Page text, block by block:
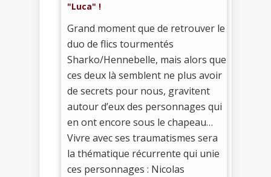
"Luca" !
Grand moment que de retrouver le
duo de flics tourmentés
Sharko/Hennebelle, mais alors que
ces deux là semblent ne plus avoir
de secrets pour nous, gravitent
autour d’eux des personnages qui
en ont encore sous le chapeau…
Vivre avec ses traumatismes sera
la thématique récurrente qui unie
ces personnages : Nicolas